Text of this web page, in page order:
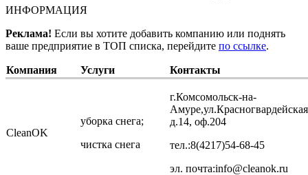
ИНФОРМАЦИЯ
Реклама! Если вы хотите добавить компанию или поднять
ваше предприятие в ТОП списка, перейдите по ссылке.
Компания Услуги Контакты
СleanOK
уборка снега;
чистка снега
г.Комсомольск-на-
д.14, оф.204
тел.:8(4217)54-68-45
эл. почта:info@cleanok.ru